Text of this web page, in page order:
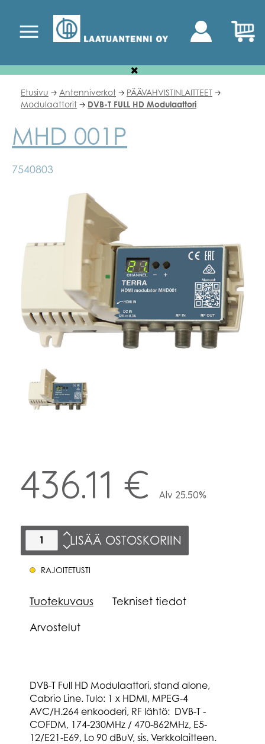
Etusivu 🡢 Antenniverkot 🡢 PÄÄVAHVISTINLAITTEET 🡢
Modulaattorit 🡢 DVB-T FULL HD Modulaattori
MHD 001P
7540803
436.11 € Alv 25.50%
LISÄÄ OSTOSKORIIN
RAJOITETUSTI
Tuotekuvaus
Tekniset tiedot
Arvostelut
DVB-T Full HD Modulaattori, stand alone,
Cabrio Line. Tulo: 1 x HDMI, MPEG-4
AVC/H.264 enkooderi, RF lähtö: DVB-T -
COFDM, 174-230MHz / 470-862MHz, E5-
12/E21-E69, Lo 90 dBuV, sis. Verkkolaitteen.